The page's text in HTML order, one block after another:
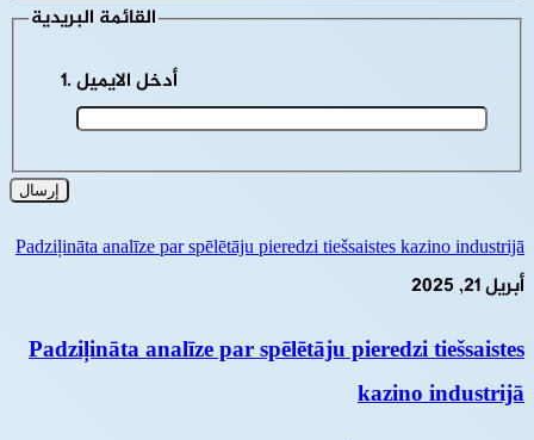
القائمة البريدية
Padziļināta analīze par spēlētāju pieredzi tiešsaistes kazino industrijā
أبريل 21, 2025
Padziļināta analīze par spēlētāju pieredzi tiešsaistes
kazino industrijā